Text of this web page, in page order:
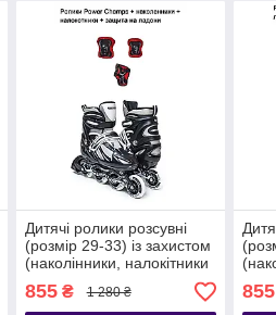
Дитячі ролики розсувні
(розмір 29-33) із захистом
(наколінники, налокітники
855₴ 1 280 ₴ 855